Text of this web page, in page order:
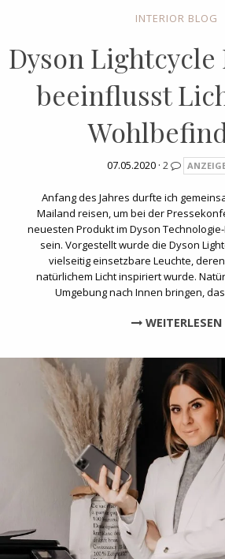
INTERIOR BLOG
Dyson Lightcycle
beeinflusst
07.05.2020 · 2
Anfang des Jahres durfte ich
Mailand reisen, um bei der
neuesten Produkt im Dyson
sein. Vorgestellt wurde die Dyson
vielseitig einsetzbare Leuchte,
natürlichem Licht inspiriert wurde.
Umgebung nach Innen bringen,
WEITERLESEN